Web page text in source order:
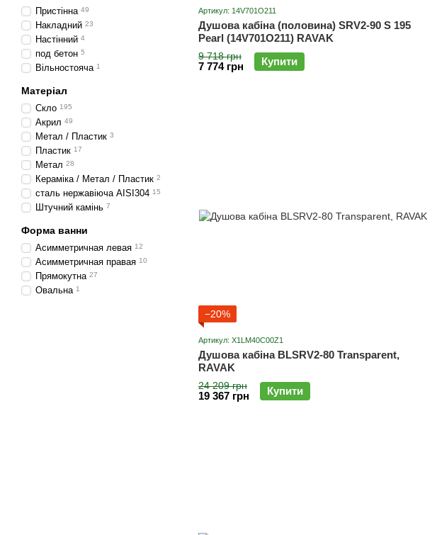
Артикул: 14V701O211
Душова кабіна (половина) SRV2-90 S 195
Pearl (14V701O211) RAVAK
9 718 грн
7 774 грн Купити
−20%
Артикул: X1LM40C00Z1
Душова кабіна BLSRV2-80 Transparent,
RAVAK
24 209 грн
19 367 грн Купити
Пристінна 49
Накладний 23
Настінний 4
под бетон 5
Вільностояча 1
Матеріал
Скло 195
Акрил 49
Метал / Пластик 3
Пластик 17
Метал 28
Кераміка / Метал / Пластик 2
сталь нержавіюча AISI304 15
Штучний камінь 7
Форма ванни
Асимметричная левая 12
Асимметричная правая 10
Прямокутна 27
Овальна 1